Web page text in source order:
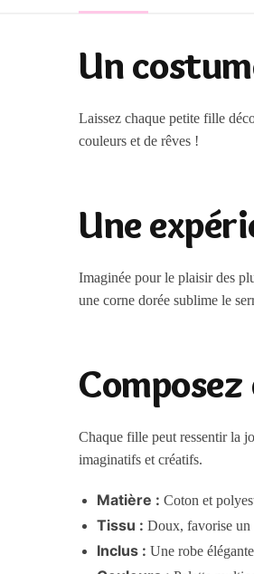
Un
Laissez chaque petite fille
couleurs et de rêves !
Une
Imaginée pour le plaisir des
une corne dorée sublime le
Chaque fille peut ressentir la
imaginatifs et créatifs.
Matière : Coton et
Tissu : Doux, favorise un
Inclus : Une robe